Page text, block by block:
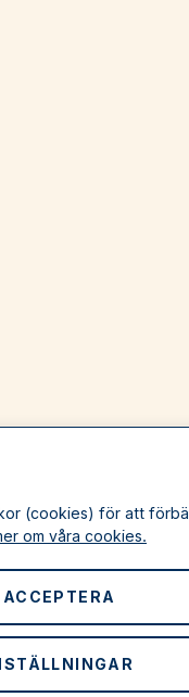
(cookies) för att
om våra cookies.
ACCEPTERA